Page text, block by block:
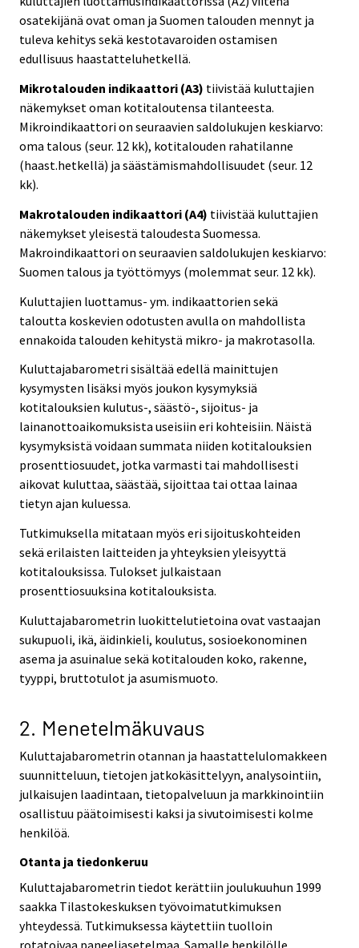
osatekijänä ovat oman ja Suomen talouden mennyt ja
tuleva kehitys sekä kestotavaroiden ostamisen
edullisuus haastatteluhetkellä.
Mikrotalouden indikaattori (A3) tiivistää kuluttajien
näkemykset oman kotitaloutensa tilanteesta.
Mikroindikaattori on seuraavien saldolukujen keskiarvo:
oma talous (seur. 12 kk), kotitalouden rahatilanne
(haast.hetkellä) ja säästämismahdollisuudet (seur. 12
kk).
Makrotalouden indikaattori (A4) tiivistää kuluttajien
näkemykset yleisestä taloudesta Suomessa.
Makroindikaattori on seuraavien saldolukujen keskiarvo:
Suomen talous ja työttömyys (molemmat seur. 12 kk).
Kuluttajien luottamus- ym. indikaattorien sekä
taloutta koskevien odotusten avulla on mahdollista
ennakoida talouden kehitystä mikro- ja makrotasolla.
Kuluttajabarometri sisältää edellä mainittujen
kysymysten lisäksi myös joukon kysymyksiä
kotitalouksien kulutus-, säästö-, sijoitus- ja
lainanottoaikomuksista useisiin eri kohteisiin. Näistä
kysymyksistä voidaan summata niiden kotitalouksien
prosenttiosuudet, jotka varmasti tai mahdollisesti
aikovat kuluttaa, säästää, sijoittaa tai ottaa lainaa
tietyn ajan kuluessa.
Tutkimuksella mitataan myös eri sijoituskohteiden
sekä erilaisten laitteiden ja yhteyksien yleisyyttä
kotitalouksissa. Tulokset julkaistaan
prosenttiosuuksina kotitalouksista.
Kuluttajabarometrin luokittelutietoina ovat vastaajan
sukupuoli, ikä, äidinkieli, koulutus, sosioekonominen
asema ja asuinalue sekä kotitalouden koko, rakenne,
tyyppi, bruttotulot ja asumismuoto.
2. Menetelmäkuvaus
Kuluttajabarometrin otannan ja haastattelulomakkeen
suunnitteluun, tietojen jatkokäsittelyyn, analysointiin,
julkaisujen laadintaan, tietopalveluun ja markkinointiin
osallistuu päätoimisesti kaksi ja sivutoimisesti kolme
henkilöä.
Otanta ja tiedonkeruu
Kuluttajabarometrin tiedot kerättiin joulukuuhun 1999
saakka Tilastokeskuksen työvoimatutkimuksen
yhteydessä. Tutkimuksessa käytettiin tuolloin